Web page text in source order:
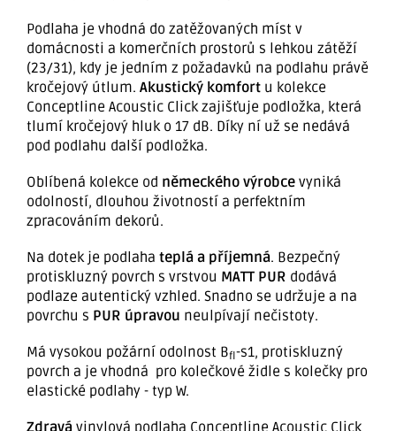
Podlaha je vhodná do zatěžovaných míst v
domácnosti a komerčních prostorů s lehkou zátěží
(23/31), kdy je jedním z požadavků na podlahu právě
kročejový útlum. Akustický komfort u kolekce
Conceptline Acoustic Click zajišťuje podložka, která
tlumí kročejový hluk o 17 dB. Díky ní už se nedává
pod podlahu další podložka.
Oblíbená kolekce od německého výrobce vyniká
odolností, dlouhou životností a perfektním
zpracováním dekorů.
Na dotek je podlaha teplá a příjemná. Bezpečný
protiskluzný povrch s vrstvou MATT PUR dodává
podlaze autentický vzhled. Snadno se udržuje a na
povrchu s PUR úpravou neulpívají nečistoty.
Má vysokou požární odolnost Bfl-s1, protiskluzný
povrch a je vhodná pro kolečkové židle s kolečky pro
elastické podlahy - typ W.
Zdravá vinylová podlaha Conceptline Acoustic Click